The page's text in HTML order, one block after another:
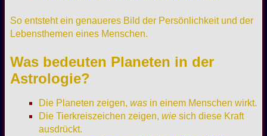
So entsteht ein genaueres Bild der Persönlichkeit und der
Lebensthemen eines Menschen.
Was bedeuten Planeten in der
Astrologie?
Die Planeten zeigen, was in einem Menschen wirkt.
Die Tierkreiszeichen zeigen, wie sich diese Kraft
ausdrückt.